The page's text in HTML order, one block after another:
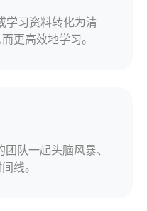
学习资料转化为清
更高效地学习。
队一起头脑风暴、
线。